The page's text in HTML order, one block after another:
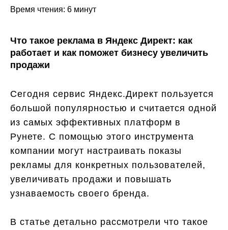
Время чтения: 6 минут
Что такое реклама в Яндекс Директ: как
работает и как поможет бизнесу увеличить
продажи
Сегодня сервис Яндекс.Директ пользуется
большой популярностью и считается одной
из самых эффективных платформ в
Рунете. С помощью этого инструмента
компании могут настраивать показы
рекламы для конкретных пользователей,
увеличивать продажи и повышать
узнаваемость своего бренда.
В статье детально рассмотрели что такое